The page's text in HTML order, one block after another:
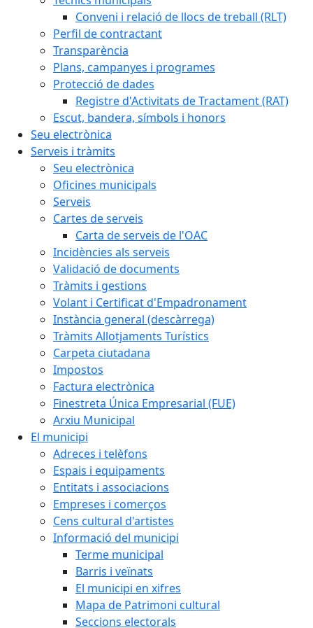
Conveni i relació de llocs de treball (RLT)
Perfil de contractant
Transparència
Plans, campanyes i programes
Protecció de dades
Registre d'Activitats de Tractament (RAT)
Escut, bandera, símbols i honors
Seu electrònica
Serveis i tràmits
Seu electrònica
Oficines municipals
Serveis
Cartes de serveis
Carta de serveis de l'OAC
Incidències als serveis
Validació de documents
Tràmits i gestions
Volant i Certificat d'Empadronament
Instància general (descàrrega)
Tràmits Allotjaments Turístics
Carpeta ciutadana
Impostos
Factura electrònica
Finestreta Única Empresarial (FUE)
Arxiu Municipal
El municipi
Adreces i telèfons
Espais i equipaments
Entitats i associacions
Empreses i comerços
Cens cultural d'artistes
Informació del municipi
Terme municipal
Barris i veïnats
El municipi en xifres
Mapa de Patrimoni cultural
Seccions electorals